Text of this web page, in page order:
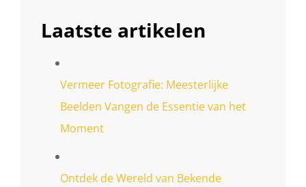
Laatste artikelen
Vermeer Fotografie: Meesterlijke
Beelden Vangen de Essentie van het
Moment
Ontdek de Wereld van Bekende